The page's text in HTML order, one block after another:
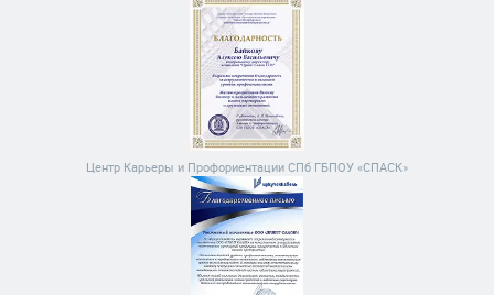
Центр Карьеры и Профориентации СПб ГБПОУ «СПАСК»